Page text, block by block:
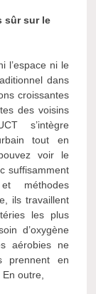
sûr sur le
l’espace ni le
dans
croissantes
des voisins
s’intègre
tout en
voir le
suffisamment
méthodes
ils travaillent
les plus
d’oxygène
aérobies ne
prennent en
outre,